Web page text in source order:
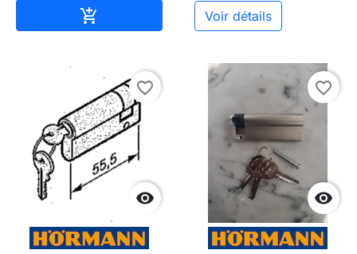
 Voir détails

favorite_border

favorite_border